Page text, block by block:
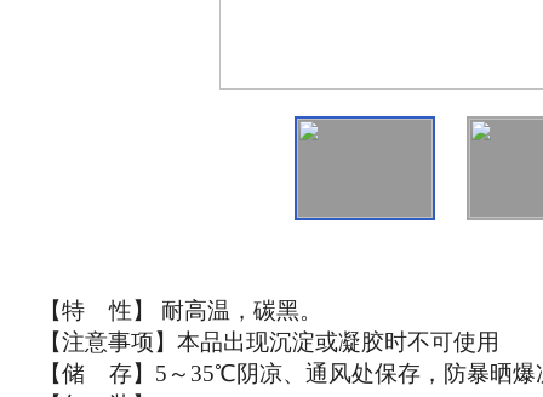
【特 性】 耐高温，碳黑。
【注意事项】本品出现沉淀或凝胶时不可使用
【储
存】 5 ～35℃阴凉、通风处保存，防暴晒爆